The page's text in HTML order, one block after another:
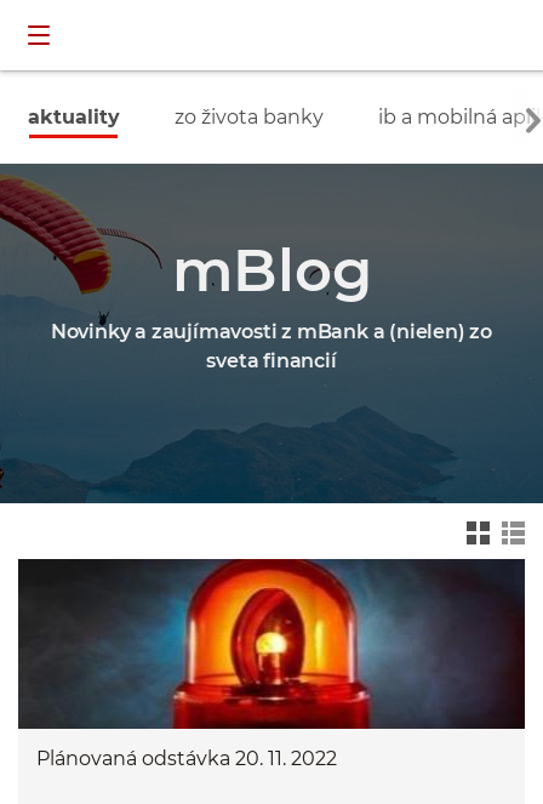
aktuality zo života banky ib a mobilná
mBlog
Novinky a zaujímavosti z mBank a (nielen) zo
sveta financií
widok drz
ewa
felkowy
Plánovaná odstávka 20. 11. 2022